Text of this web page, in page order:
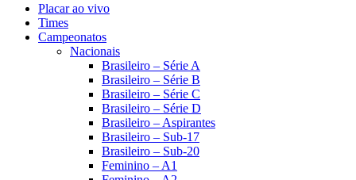
Placar ao vivo
Times
Campeonatos
Nacionais
Brasileiro – Série A
Brasileiro – Série B
Brasileiro – Série C
Brasileiro – Série D
Brasileiro – Aspirantes
Brasileiro – Sub-17
Brasileiro – Sub-20
Feminino – A1